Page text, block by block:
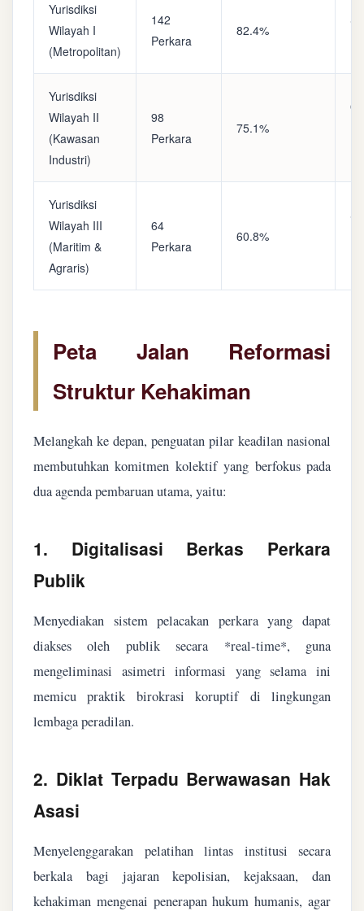
Yurisdiksi
Wilayah I
(Metropolitan)
142
Perkara
82.4%
Yurisdiksi
Wilayah II
(Kawasan
Industri)
98
Perkara
75.1%
Yurisdiksi
Wilayah III
(Maritim &
Agraris)
64
Perkara
60.8%
Peta Jalan Reformasi
Struktur Kehakiman
Melangkah ke depan, penguatan pilar keadilan nasional
membutuhkan komitmen kolektif yang berfokus pada
dua agenda pembaruan utama, yaitu:
1. Digitalisasi Berkas Perkara
Publik
Menyediakan sistem pelacakan perkara yang dapat
diakses oleh publik secara *real-time*, guna
mengeliminasi asimetri informasi yang selama ini
memicu praktik birokrasi koruptif di lingkungan
lembaga peradilan.
2. Diklat Terpadu Berwawasan Hak
Asasi
Menyelenggarakan pelatihan lintas institusi secara
berkala bagi jajaran kepolisian, kejaksaan, dan
kehakiman mengenai penerapan hukum humanis, agar